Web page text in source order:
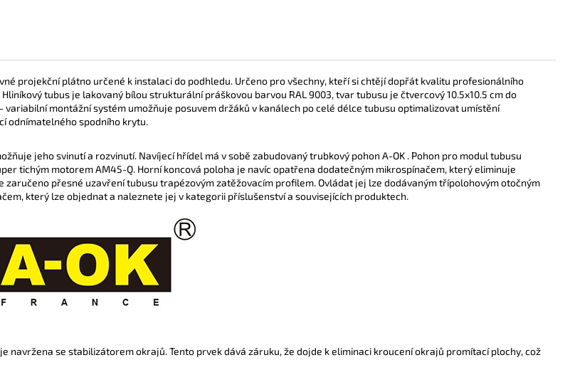
projekční plátno určené k instalaci do podhledu. Určeno pro všechny, kteří si chtějí dopřát kvalitu profesionálního
liníkový tubus je lakovaný bílou strukturální práškovou barvou RAL 9003, tvar tubusu je čtvercový 10.5x10.5 cm do
variabilní montážní systém umožňuje posuvem držáků v kanálech po celé délce tubusu optimalizovat umístění
odnímatelného spodního krytu.
jeho svinutí a rozvinutí. Navíjecí hřídel má v sobě zabudovaný trubkový pohon A-OK . Pohon pro modul tubusu
tichým motorem AM45-Q. Horní koncová poloha je navíc opatřena dodatečným mikrospínačem, kterýeliminuje
přesné uzavření tubusu trapézovým zatěžovacím profilem.Ovládat jej lze dodávaným třípolohovým otočným
který lze objednat a naleznete jej v kategorii příslušenství a souvisejících produktech.
navržena se stabilizátorem okrajů. Tento prvek dává záruku, že dojde k eliminaci kroucení okrajů promítací plochy, což